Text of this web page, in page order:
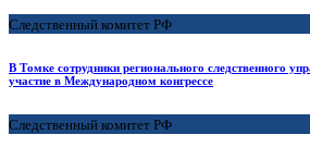
Следственный комитет РФ
В Томке сотрудники регионального следственного
участие в Международном конгрессе
Следственный комитет РФ